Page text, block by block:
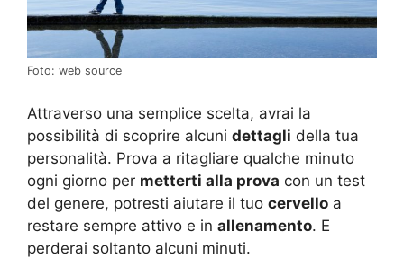
Foto: web source
Attraverso una semplice scelta, avrai la
possibilità di scoprire alcuni dettagli della tua
personalità. Prova a ritagliare qualche minuto
ogni giorno per metterti alla prova con un test
del genere, potresti aiutare il tuo cervello a
restare sempre attivo e in allenamento. E
perderai soltanto alcuni minuti.